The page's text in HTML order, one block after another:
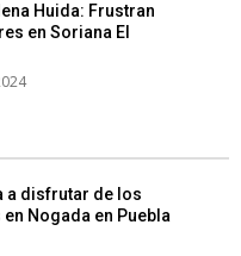
Huida: Frustran
en Soriana El
a disfrutar de los
Nogada en Puebla